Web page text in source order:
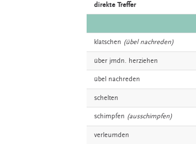
direkte Treffer
klatschen (übel nachreden)
über jmdn. herziehen
übel nachreden
schelten
schimpfen (ausschimpfen)
verleumden